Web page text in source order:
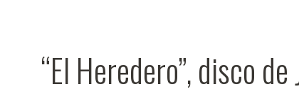
“El Heredero”, disco